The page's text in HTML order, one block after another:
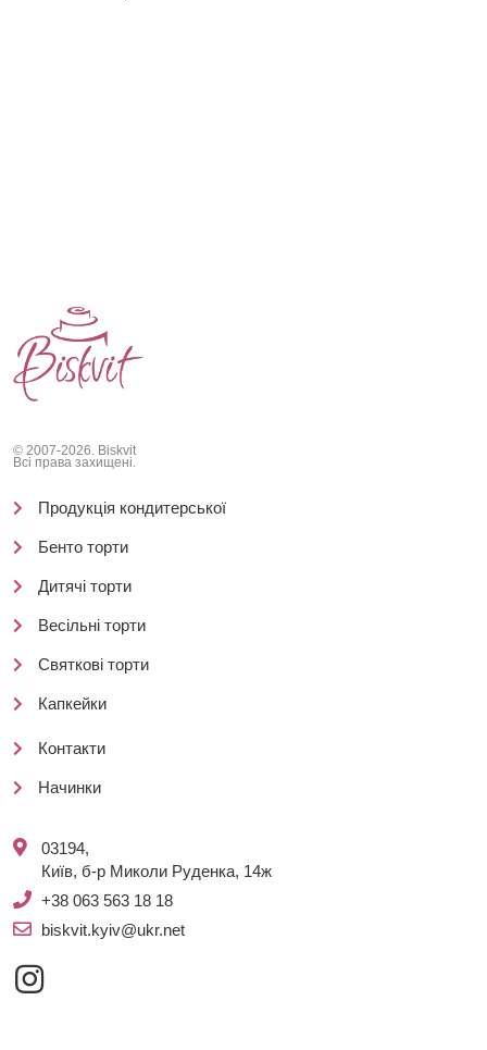
© 2007-2026. Biskvit
Всі права захищені.
Продукція кондитерської
Бенто торти
Дитячі торти
Весільні торти
Святкові торти
Капкейки
Контакти
Начинки
03194,
Київ, б-р Миколи Руденка, 14ж
+38 063 563 18 18
biskvit.kyiv@ukr.net